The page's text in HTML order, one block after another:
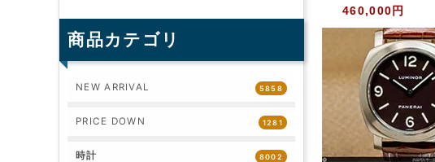
460,000円
商品カテゴリ
NEW ARRIVAL 5858
PRICE DOWN 1281
時計 8002